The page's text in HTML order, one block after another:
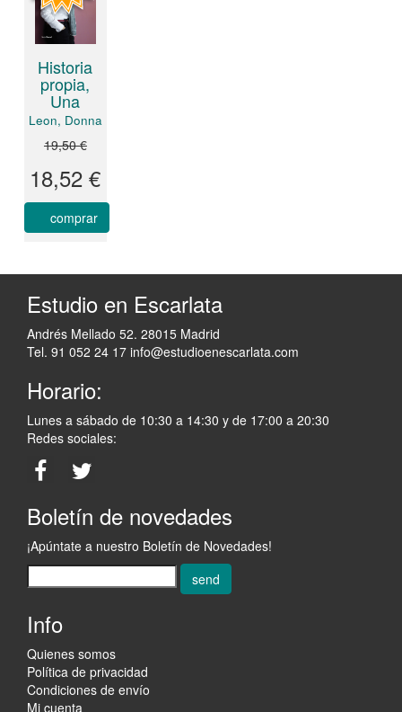
Historia
propia,
Una
Leon, Donna
19,50 €
18,52 €
comprar
Estudio en Escarlata
Andrés Mellado 52. 28015 Madrid
Tel. 91 052 24 17 info@estudioenescarlata.com
Horario:
Lunes a sábado de 10:30 a 14:30 y de 17:00 a 20:30
Redes sociales:
Boletín de novedades
¡Apúntate a nuestro Boletín de Novedades!
send
Info
Quienes somos
Política de privacidad
Condiciones de envío
Mi cuenta